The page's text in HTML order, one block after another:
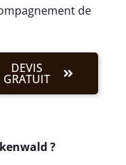
de
DEVIS
GRATUIT
?